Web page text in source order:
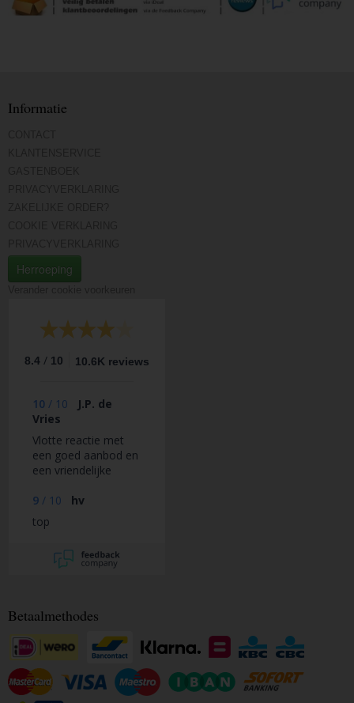
Informatie
Herroeping
8.4 / 10 10.6K reviews
10 / 10
J.P. de
Vries
Vlotte reactie met
een goed aanbod en
een vriendelijke
aanmaken van een
nieuw energielabel
voor onze woning
9 / 10
hv
top
Betaalmethodes